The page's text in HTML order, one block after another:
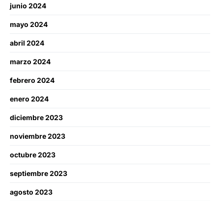
junio 2024
mayo 2024
abril 2024
marzo 2024
febrero 2024
enero 2024
diciembre 2023
noviembre 2023
octubre 2023
septiembre 2023
agosto 2023